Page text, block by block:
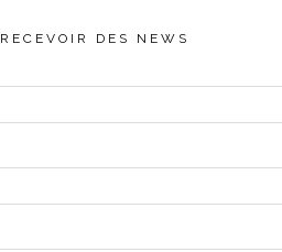
RECEVOIR DES NEWS